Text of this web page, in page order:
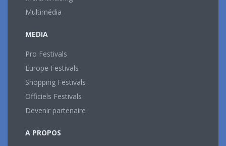
Multimédia
MEDIA
Pro Festivals
Europe Festivals
Shopping Festivals
Officiels Festivals
Devenir partenaire
A PROPOS